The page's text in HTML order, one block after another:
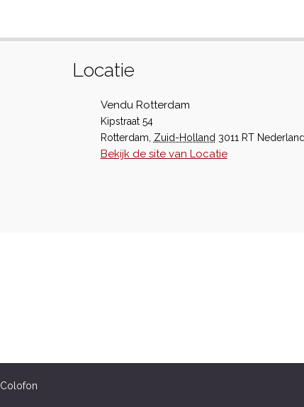
Locatie
Vendu Rotterdam
Kipstraat 54
Rotterdam Zuid-Holland 3011 RT Nederland
Bekijk de site van Locatie
Colofon